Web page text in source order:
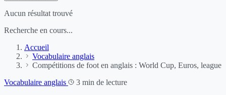
Aucun résultat trouvé
Recherche en cours...
Accueil
Vocabulaire anglais
Compétitions de foot en anglais : World Cup, Euros, league
Vocabulaire anglais
3 min de lecture